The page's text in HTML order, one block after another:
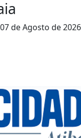
07 de Agosto de 2026